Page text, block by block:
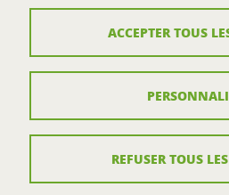
Contact
Mentions légales
ACCEPTER TOUS
REFUSER TOUS